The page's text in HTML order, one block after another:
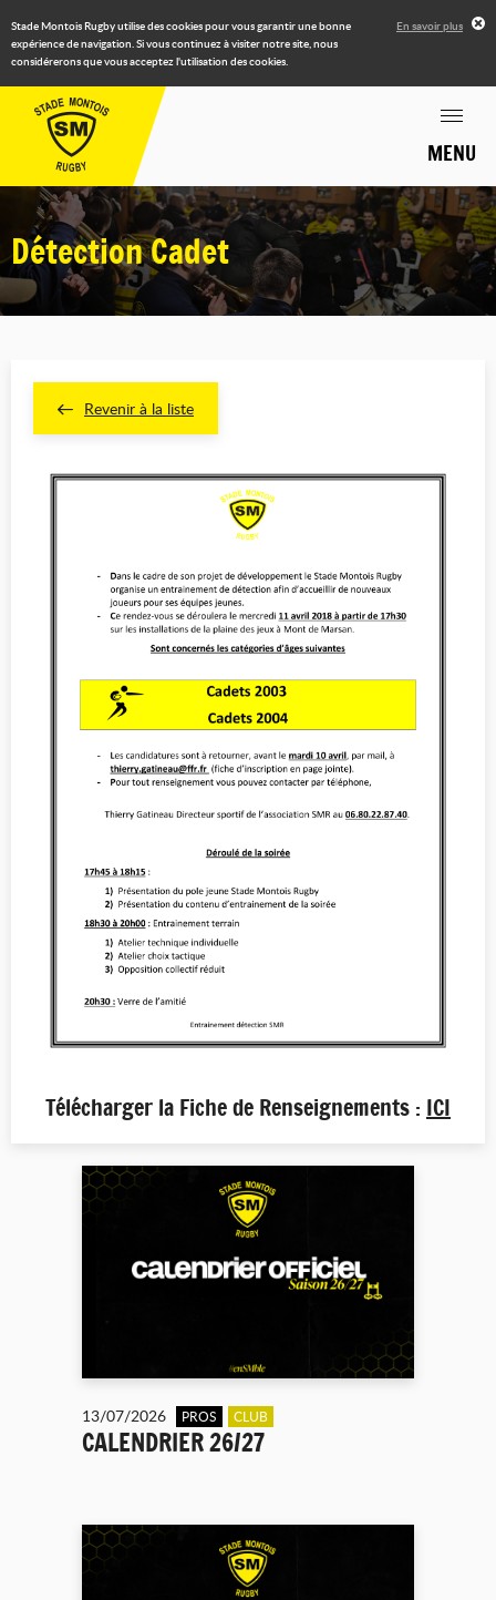
Stade Montois Rugby utilise des cookies pour vous garantir une bonne
expérience de navigation. Si vous continuez à visiter notre site, nous
considérerons que vous acceptez l'utilisation des cookies.
En savoir plus
MENU
Détection Cadet
Revenir à la liste
Télécharger la Fiche de Renseignements : ICI
13/07/2026 PROS CLUB
CALENDRIER 26/27